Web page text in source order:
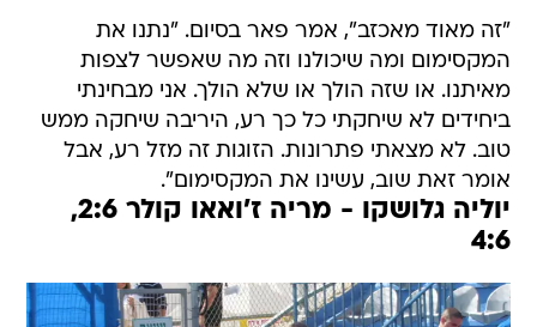
"זה מאוד מאכזב", אמר פאר בסיום. "נתנו את
המקסימום ומה שיכולנו וזה מה שאפשר לצפות
מאיתנו. או שזה הולך או שלא הולך. אני מבחינתי
ביחידים לא שיחקתי כל כך רע, היריבה שיחקה ממש
טוב. לא מצאתי פתרונות. הזוגות זה מזל רע, אבל
אומר זאת שוב, עשינו את המקסימום".
יוליה גלושקו - מריה ז'ואאו קולר 2:6,
4:6